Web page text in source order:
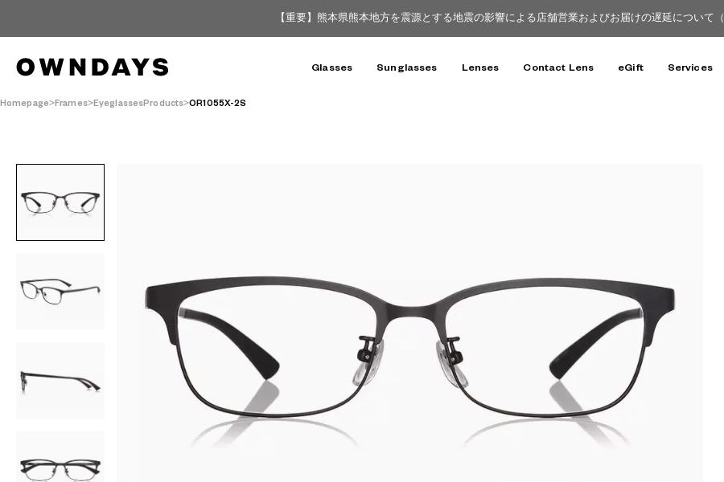
【重要】熊本県熊本地方を震源とする地震の影響による店舗営業およびお届けの遅延について（
Glasses Sunglasses Lenses Contact Lens eGift Services
Homepage Frames EyeglassesProducts OR1055X-2S